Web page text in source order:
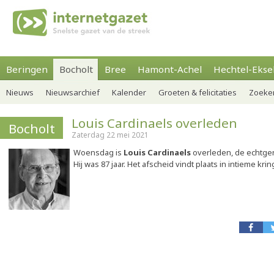
Beringen Bocholt Bree Hamont-Achel Hechtel-
Nieuws Nieuwsarchief Kalender Groeten & felicitaties
Bocholt Louis Cardinaels overleden
Zaterdag 22 mei 2021
Woensdag is Louis Cardinaelsoverleden, de
Hij was 87 jaar. Het afscheid vindt plaats in intieme